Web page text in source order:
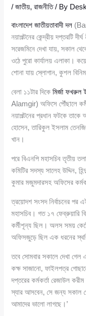
/জাতীয়,রাজনীতি/ By
বাংলাদেশ জাতীয়তাবাদী দল
নয়াপল্টনের কেন্দ্রীয় দপ্তরটি
সরেজমিনে দেখা যায়, সকাল
ওঠে পুরো কার্যালয় এলাকা।
শোনা যায় স্লোগান, কুশল
বেলা ১১টার দিকেমির্জা ফখরুল
Alamgir) অফিসে পৌঁছালে
নয়াপল্টনের প্রধান ফটকে
হোসেন, তারিকুল ইসলাম
খান।
পরে বিএনপি মহাসচিব তৃতীয়
কমিটির সদস্য সালেহ উদ্দিন,
কুমার মজুমদারসহ অফিসের
ত্রয়োদশ সংসদ নির্বাচনের পর
মহাসচিব। গত ১৭ ফেব্রুয়ারি
কর্মীশূন্য ছিল। অলস সময়
অফিসজুড়ে ছিল এক ধরনের
তবে সোমবার সকালে দেখা গেল
কক্ষ সাজানো, ফাইলপত্র
দপ্তরের কর্মকর্তা রেজাউল
স্যার আসবেন, সে জন্য সকাল
আমাদের ভালো লাগছে।’